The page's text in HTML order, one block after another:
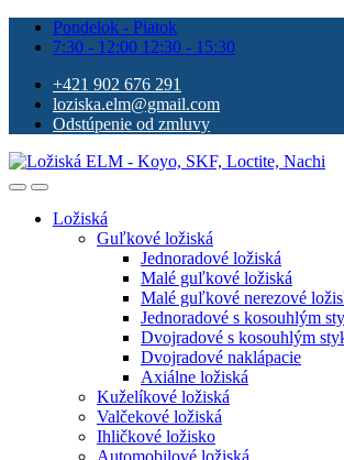
Pondelok - Piatok
7:30 - 12:00 12:30 - 15:30
+421 902 676 291
loziska.elm@gmail.com
Odstúpenie od zmluvy
Ložiská
Guľkové ložiská
Jednoradové ložiská
Malé guľkové ložiská
Malé guľkové nerezové
Jednoradové s kosouhlým
Dvojradové s kosouhlým
Dvojradové naklápacie
Axiálne ložiská
Kuželíkové ložiská
Valčekové ložiská
Ihličkové ložisko
Automobilové ložiská